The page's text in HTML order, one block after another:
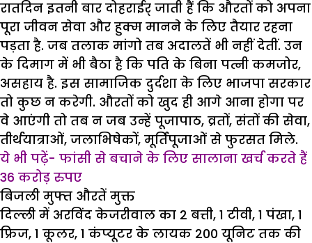
रातदिन इतनी बार दोहराईर् जाती हैं कि औरतों को अपना
पूरा जीवन सेवा और हुक्म मानने के लिए तैयार रहना
पड़ता है. जब तलाक मांगो तब अदालतें भी नहीं देतीं. उन
के दिमाग में भी बैठा है कि पति के बिना पत्नी कमजोर,
असहाय है. इस सामाजिक दुर्दशा के लिए भाजपा सरकार
तो कुछ न करेगी. औरतों को खुद ही आगे आना होगा पर
वे आएंगी तो तब न जब उन्हें पूजापाठ, व्रतों, संतों की सेवा,
तीर्थयात्राओं, जलाभिषेकों, मूर्तिपूजाओं से फुरसत मिले.
ये भी पढ़ें- फांसी से बचाने के लिए सालाना खर्च करते हैं
36 करोड़ रुपए
बिजली मुफ्त औरतें मुक्त
दिल्ली में अरविंद केजरीवाल का 2 बत्ती, 1 टीवी, 1 पंखा, 1
फ्रिज, 1 कूलर, 1 कंप्यूटर के लायक 200 यूनिट तक की